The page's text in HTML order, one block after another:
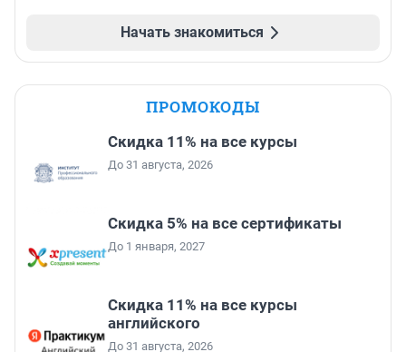
Начать знакомиться
ПРОМОКОДЫ
Скидка 11% на все курсы
До 31 августа, 2026
Скидка 5% на все сертификаты
До 1 января, 2027
Скидка 11% на все курсы
английского
До 31 августа, 2026